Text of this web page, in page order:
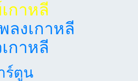
กาหลี
ลงเกาหลี
กาหลี
ร์ตูน